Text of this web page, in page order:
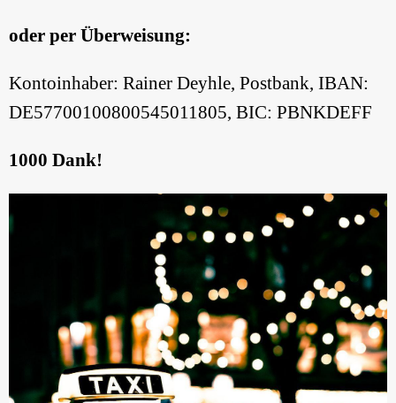
oder per Überweisung:
Kontoinhaber: Rainer Deyhle, Postbank, IBAN:
DE57700100800545011805, BIC: PBNKDEFF
1000 Dank!